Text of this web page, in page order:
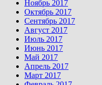
Ноябрь 2017
Октябрь 2017
Сентябрь 2017
Август 2017
Июль 2017
Июнь 2017
Май 2017
Апрель 2017
Март 2017